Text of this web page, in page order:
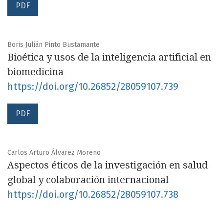
PDF
Boris Julián Pinto Bustamante
Bioética y usos de la inteligencia artificial en
biomedicina
https://doi.org/10.26852/28059107.739
PDF
Carlos Arturo Álvarez Moreno
Aspectos éticos de la investigación en salud
global y colaboración internacional
https://doi.org/10.26852/28059107.738